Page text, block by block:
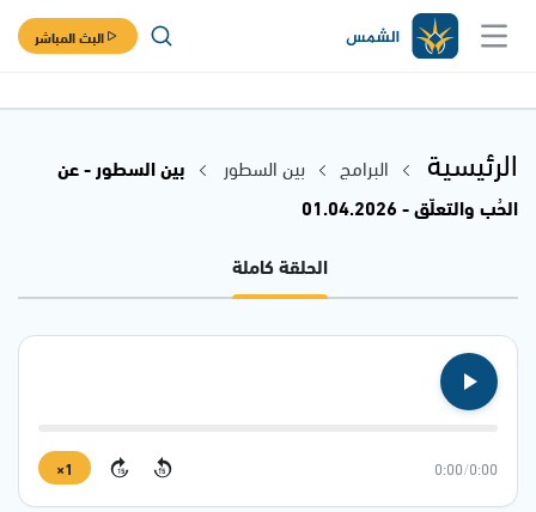
البث المباشر
الرئيسية البرامج بين السطور
بين السطور - عن
الحُب والتعلّق - 01.04.2026
الحلقة كاملة
0:00
/
0:00
15
15
1×